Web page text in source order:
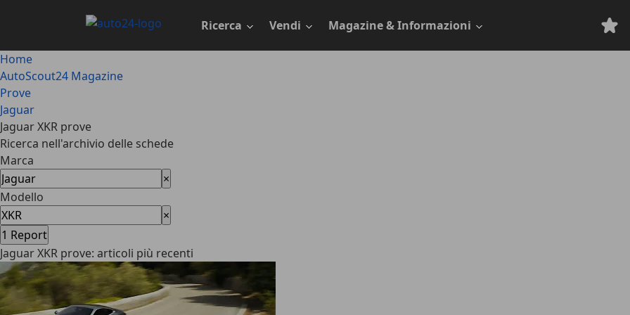
principale
Ricerca Vendi Magazine & Informazioni
Home
AutoScout24 Magazine
Prove
Jaguar
Jaguar XKR prove
Ricerca nell'archivio delle schede
Marca
×
Modello
×
1 Report
Jaguar XKR prove: articoli più recenti